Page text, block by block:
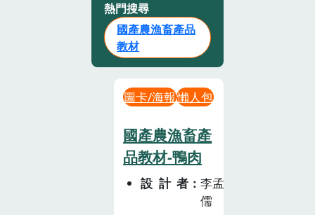
熱門搜尋
國產農漁畜產品
教材
圖卡/海報懶人包
國產農漁畜產
品教材-鴨肉
設計者
李孟
儒